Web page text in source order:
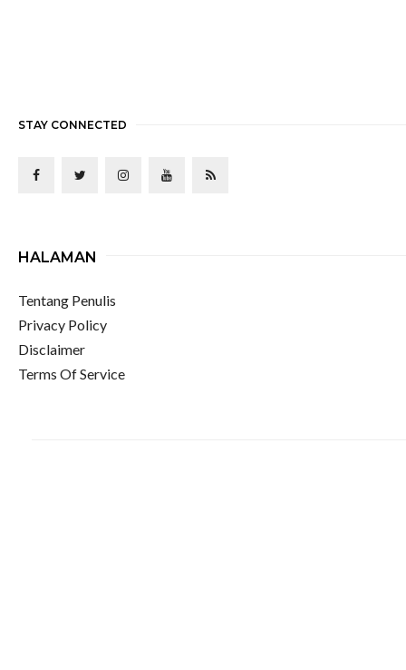
STAY CONNECTED
HALAMAN
Tentang Penulis
Privacy Policy
Disclaimer
Terms Of Service